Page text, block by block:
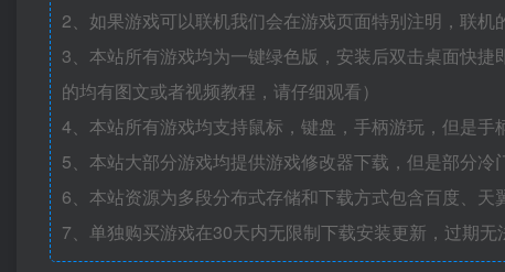
2、如果游戏可以联机我们会在游戏页面特别注明，联机
3、本站所有游戏均为一键绿色版，安装后双击桌面快
的均有图文或者视频教程，请仔细观看）
4、本站所有游戏均支持鼠标，键盘，手柄游玩，但是手
5、本站大部分游戏均提供游戏修改器下载，但是部分冷
6、本站资源为多段分布式存储和下载方式包含百度、天
7、单独购买游戏在30天内无限制下载安装更新，过期